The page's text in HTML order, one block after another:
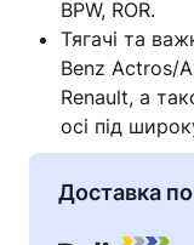
BPW, ROR.
Тягачі та
Benz Actros/
Renault, а
осі під
Доставка по